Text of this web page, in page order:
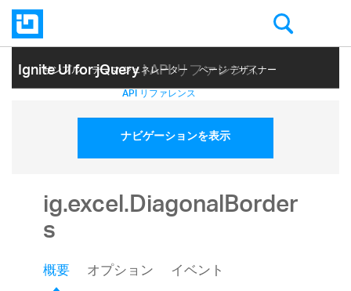
Ignite UI for jQuery| API リファレンス
サンプル テーマ ジェネレーター ページ デザイナー
ヘルプ トピック API リファレンス
ナビゲーションを表示
ig.excel.DiagonalBorder
s
概要 オプション
イベント